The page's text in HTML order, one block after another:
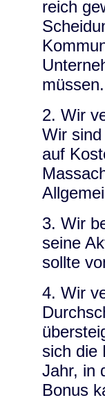
reich
müssen.
2. Wir
Wir
auf
3. Wir
seine
sollte
4. Wir
sich die
Jahr, in
Bonus